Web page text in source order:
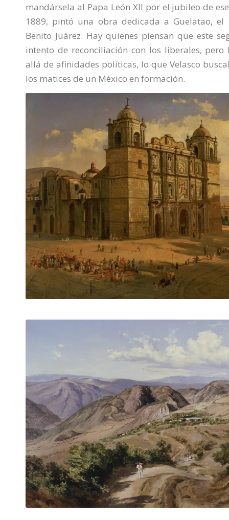
mandársela al Papa León XII por el jubileo de
1889, pintó una obra dedicada a Guelatao,
Benito Juárez. Hay quienes piensan que este
intento de reconciliación con los liberales,
allá de afinidades políticas, lo que Velasco
los matices de un México en formación.